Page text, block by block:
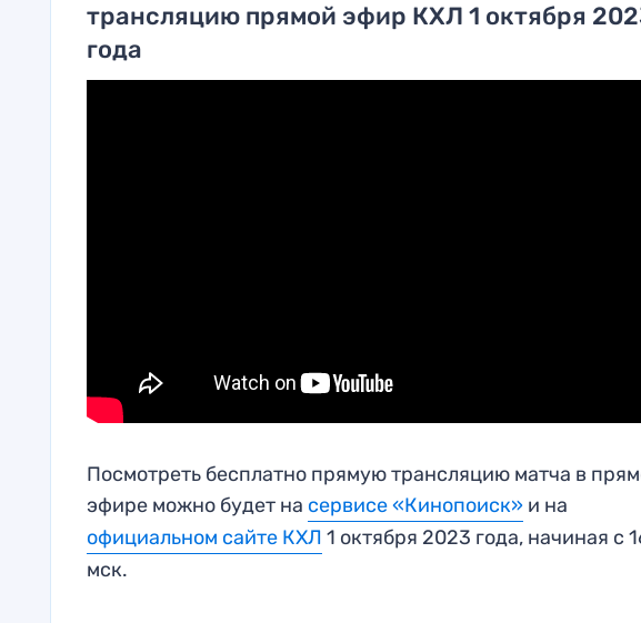
трансляцию прямой эфир КХЛ 1 октября
года
Посмотреть бесплатно прямую трансляцию матча в
эфире можно будет на сервисе «Кинопоиск» и на
официальном сайте КХЛ 1 октября 2023 года, начиная с
мск.